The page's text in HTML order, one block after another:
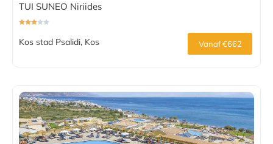
TUI SUNEO Niriides
Kos stad Psalidi, Kos Vanaf €662